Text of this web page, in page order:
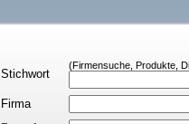
Stichwort
(Firmensuche, Produkte,
Firma